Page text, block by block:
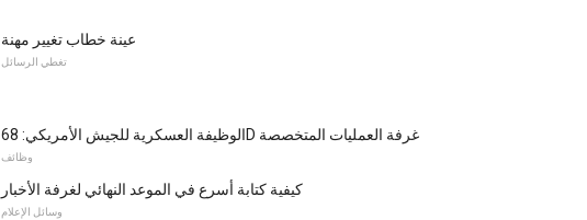
عينة خطاب تغيير مهنة
تغطي الرسائل
الوظيفة العسكرية للجيش الأمريكي: 68D غرفة العمليات المتخصصة
وظائف
كيفية كتابة أسرع في الموعد النهائي لغرفة الأخبار
وسائل الإعلام